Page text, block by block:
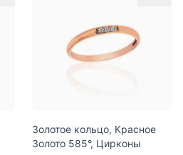
Золотое кольцо, Красное
Золото 585°, Цирконы